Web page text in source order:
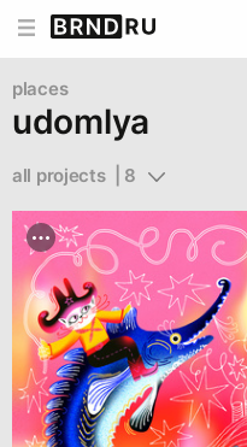
places
udomlya
all projects  | 8